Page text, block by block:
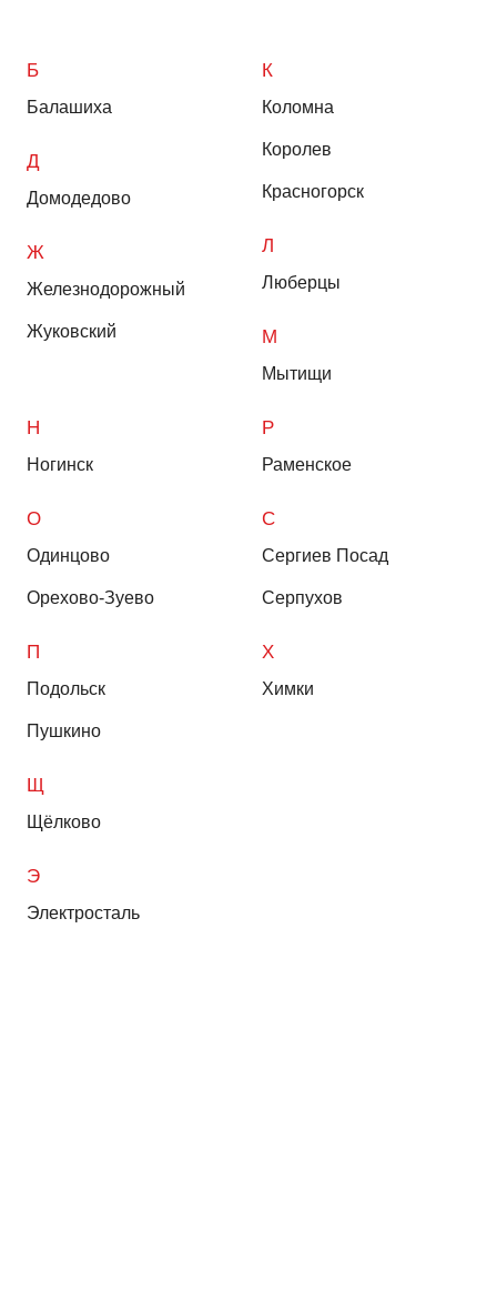
Б
Балашиха
Д
Домодедово
Ж
Железнодорожный
Жуковский
К
Коломна
Королев
Красногорск
Л
Люберцы
М
Мытищи
Н
Ногинск
О
Одинцово
Орехово-Зуево
П
Подольск
Пушкино
Р
Раменское
С
Сергиев Посад
Серпухов
Х
Химки
Щ
Щёлково
Э
Электросталь